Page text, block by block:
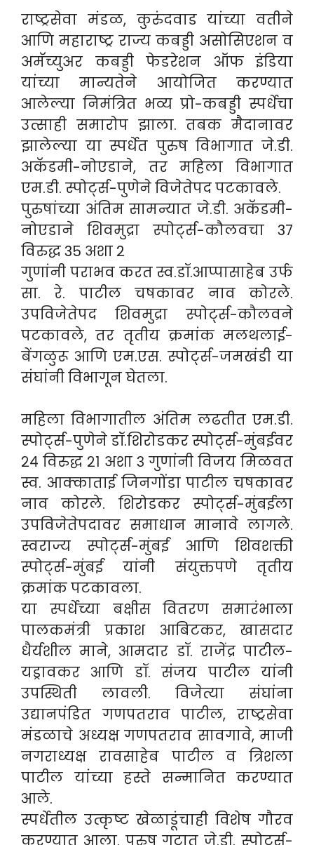
राष्ट्रसेवा मंडळ, कुरुंदवाड यांच्या वतीने
आणि महाराष्ट्र राज्य कबड्डी असोसिएशन व
अमॅच्युअर कबड्डी फेडरेशन ऑफ इंडिया
यांच्या मान्यतेने आयोजित करण्यात
आलेल्या निमंत्रित भव्य प्रो-कबड्डी स्पर्धेचा
उत्साही समारोप झाला. तबक मैदानावर
झालेल्या या स्पर्धेत पुरुष विभागात जे.डी.
अकॅडमी-नोएडाने, तर महिला विभागात
एम.डी. स्पोर्ट्स-पुणेने विजेतेपद पटकावले.
पुरुषांच्या अंतिम सामन्यात जे.डी. अकॅडमी-
नोएडाने शिवमुद्रा स्पोर्ट्स-कौलवचा 37
विरुद्ध 35 अशा 2
गुणांनी पराभव करत स्व.डॉ.आप्पासाहेब उर्फ
सा. रे. पाटील चषकावर नाव कोरले.
उपविजेतेपद शिवमुद्रा स्पोर्ट्स-कौलवने
पटकावले, तर तृतीय क्रमांक मलथलाई-
बेंगळुरू आणि एम.एस. स्पोर्ट्स-जमखंडी या
संघांनी विभागून घेतला.
महिला विभागातील अंतिम लढतीत एम.डी.
स्पोर्ट्स-पुणेने डॉ.शिरोडकर स्पोर्ट्स-मुंबईवर
२४ विरुद्ध २१ अशा ३ गुणांनी विजय मिळवत
स्व. आक्काताई जिनगोंडा पाटील चषकावर
नाव कोरले. शिरोडकर स्पोर्ट्स-मुंबईला
उपविजेतेपदावर समाधान मानावे लागले.
स्वराज्य स्पोर्ट्स-मुंबई आणि शिवशक्ती
स्पोर्ट्स-मुंबई यांनी संयुक्तपणे तृतीय
क्रमांक पटकावला.
या स्पर्धेच्या बक्षीस वितरण समारंभाला
पालकमंत्री प्रकाश आबिटकर, खासदार
धैर्यशील माने, आमदार डॉ. राजेंद्र पाटील-
यड्रावकर आणि डॉ. संजय पाटील यांनी
उपस्थिती लावली. विजेत्या संघांना
उद्यानपंडित गणपतराव पाटील, राष्ट्रसेवा
मंडळाचे अध्यक्ष गणपतराव सावगावे, माजी
नगराध्यक्ष रावसाहेब पाटील व त्रिशला
पाटील यांच्या हस्ते सन्मानित करण्यात
आले.
स्पर्धेतील उत्कृष्ट खेळाडूंचाही विशेष गौरव
करण्यात आला. पुरुष गटात जे.डी. स्पोर्ट्स-